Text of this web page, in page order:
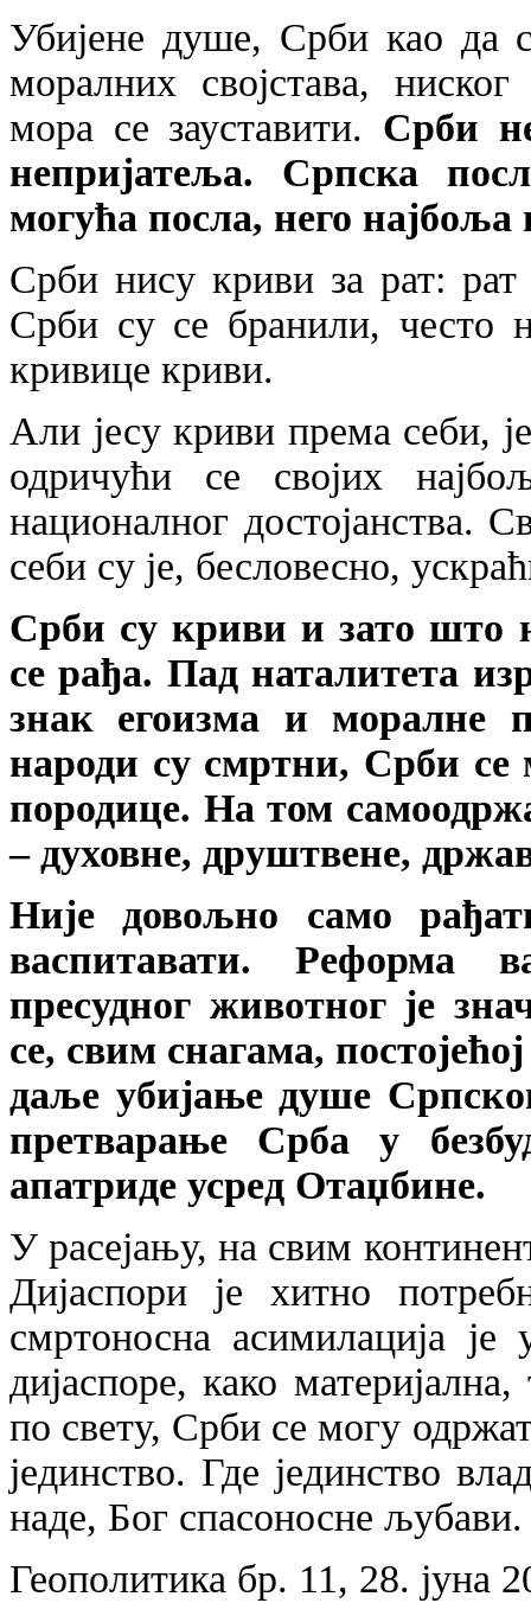
Убијене душе, Срби као да
моралних својстава,
мора се зауставити. Срби
непријатеља. Српска
могућа посла, него
Срби нису криви за рат:
Срби су се бранили, често
кривице криви.
Али јесу криви према себи,
одричући се својих
националног достојанства.
себи су је, бесловесно,
Срби су криви и зато што
се рађа. Пад наталитета
знак егоизма и моралне
народи су смртни, Срби се
породице. На том
– духовне, друштвене,
Није довољно само
васпитавати. Реформа
пресудног животног је
се, свим снагама,
даље убијање душе
претварање Срба у
апатриде усред Отаџбине.
У расејању, на свим
Дијаспори је хитно
смртоносна асимилација
дијаспоре, како
по свету, Срби се могу
јединство. Где јединство
наде, Бог спасоносне љубави.
Геополитика бр. 11, 28. јуна